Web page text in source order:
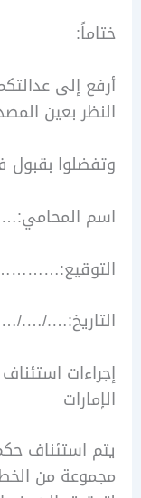
عدالتكم هذا
بعين المصداقية
بقبول فائق
…./……….
استئناف
حكم
من الخطوات